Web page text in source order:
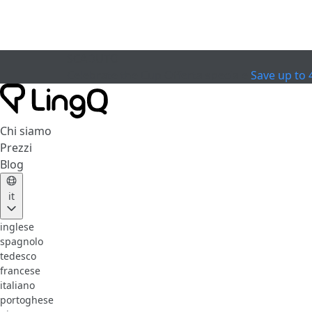
Save up to
Chi siamo
Prezzi
Blog
it
inglese
spagnolo
tedesco
francese
italiano
portoghese